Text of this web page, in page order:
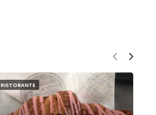
RISTORANTE